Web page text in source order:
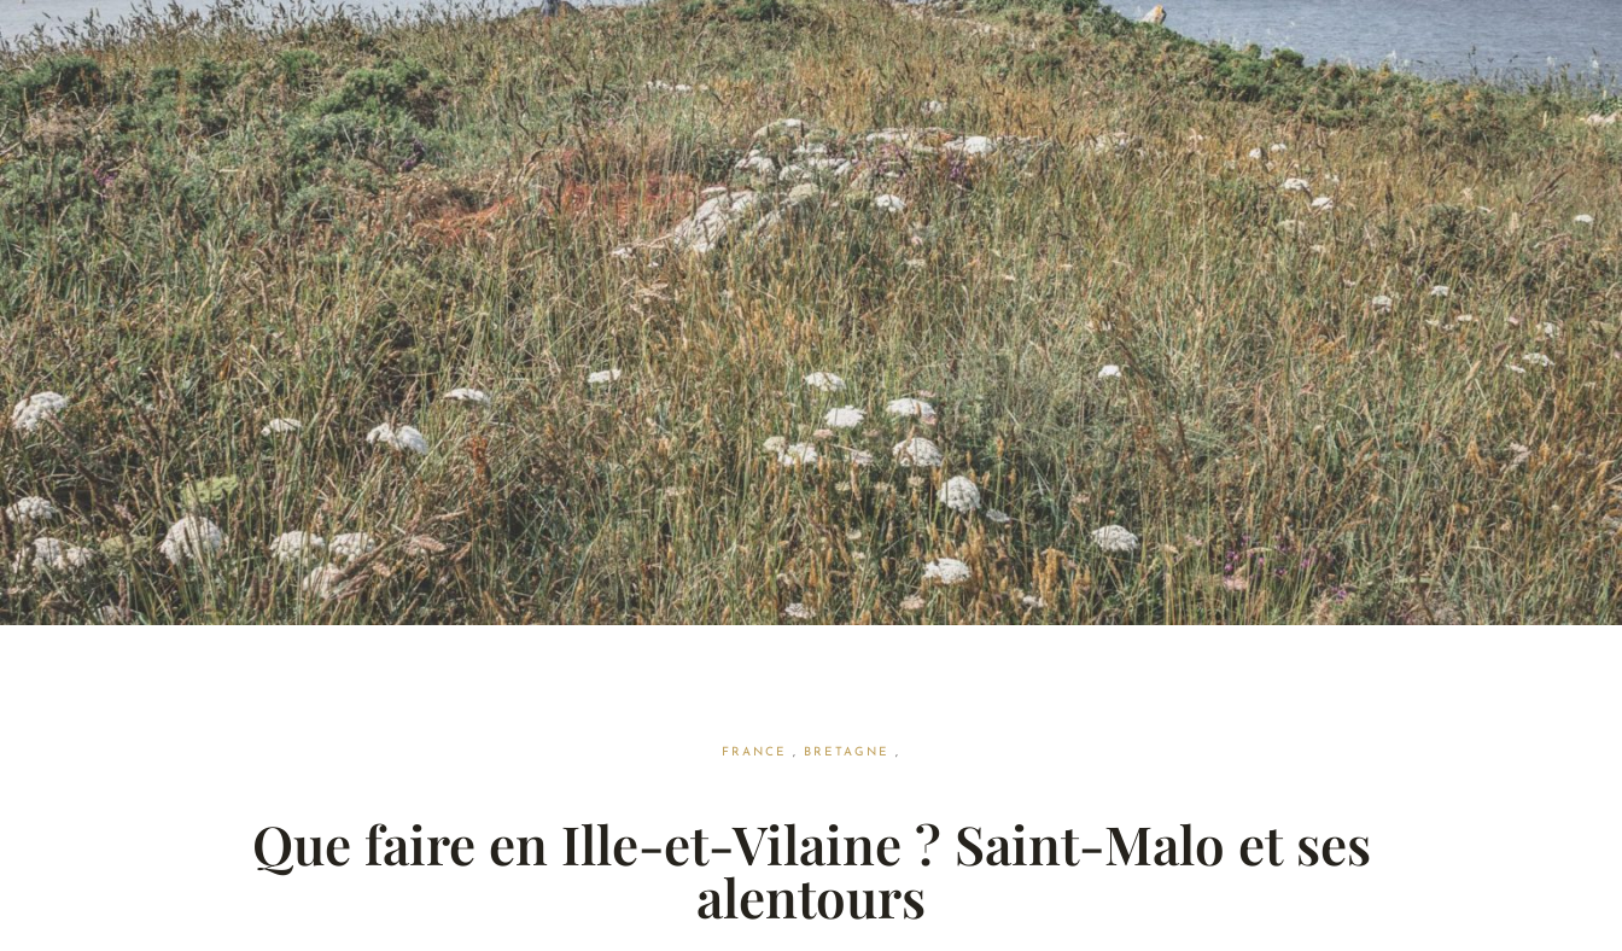
FRANCE , BRETAGNE ,
Que faire en Ille-et-Vilaine ? Saint-Malo et ses
alentours